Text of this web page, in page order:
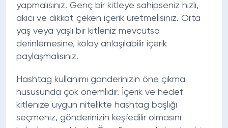
yapmalısınız. Genç bir kitleye sahipseniz hızlı,
akıcı ve dikkat çeken içerik üretmelisiniz. Orta
yaş veya yaşlı bir kitleniz mevcutsa
derinlemesine, kolay anlaşılabilir içerik
paylaşmalısınız.
Hashtag kullanımı gönderinizin öne çıkma
hususunda çok önemlidir. İçerik ve hedef
kitlenize uygun nitelikte hashtag başlığı
seçmeniz, gönderinizin keşfedilir olmasını